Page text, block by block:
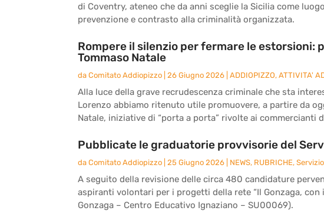
di Coventry, ateneo che da anni sceglie la Sicilia come
prevenzione e contrasto alla criminalità organizzata.
Rompere il silenzio per fermare le estorsioni:
Tommaso Natale
da Comitato Addiopizzo 26 Giugno 2026 ADDIOPIZZO, ATTIVITA'
Alla luce della grave recrudescenza criminale che sta
Lorenzo abbiamo ritenuto utile promuovere, a partire da
Natale, iniziative di “porta a porta” rivolte ai commercianti
Pubblicate le graduatorie provvisorie del
da Comitato Addiopizzo 25 Giugno 2026 NEWS, RUBRICHE,
A seguito della revisione delle circa 480 candidature
aspiranti volontari per i progetti della rete “Il Gonzaga,
Gonzaga – Centro Educativo Ignaziano – SU00069).